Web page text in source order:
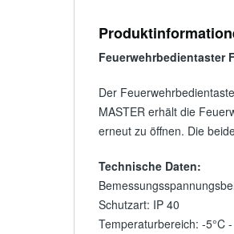
Feuerwehrbedientaster
Der
MASTER erhält die
erneut zu öffnen. Die
Technische Daten:
Schutzart: IP 40
Temperaturbereich: -5°C